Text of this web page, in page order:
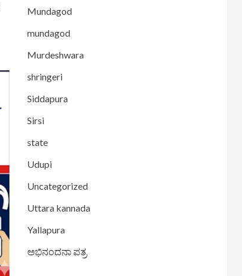
Mundagod
mundagod
Murdeshwara
shringeri
Siddapura
Sirsi
state
Udupi
Uncategorized
Uttara kannada
Yallapura
ಅಭಿನಂದನಾ ಪತ್ರ